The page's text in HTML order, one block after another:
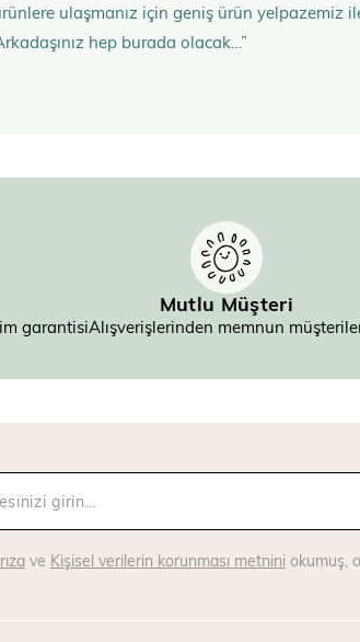
ulaşmanız için geniş ürün yelpazemiz
hep burada olacak…”
garantisi
Mutlu Müşteri
Alışverişlerinden memnun
ve Kişisel verilerin korunması metnini okumuş,